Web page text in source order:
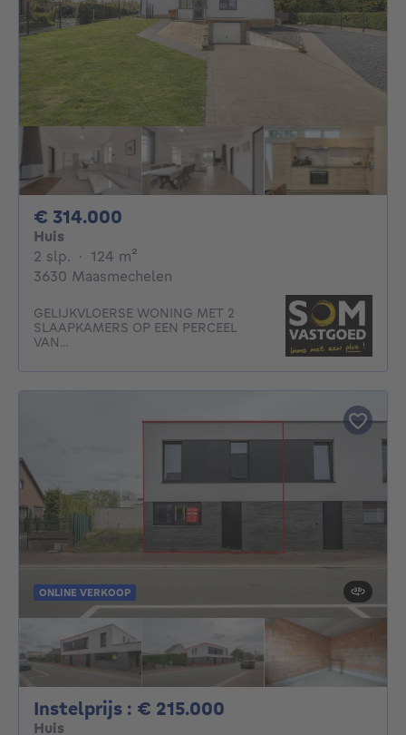
€ 314.000
Huis
2 slp. 2 slaapkamers
· 124 m²
3630 Maasmechelen
GELIJKVLOERSE WONING MET 2
SLAAPKAMERS OP EEN PERCEEL
VAN...
ONLINE VERKOOP
Instelprijs : € 215.000
Huis